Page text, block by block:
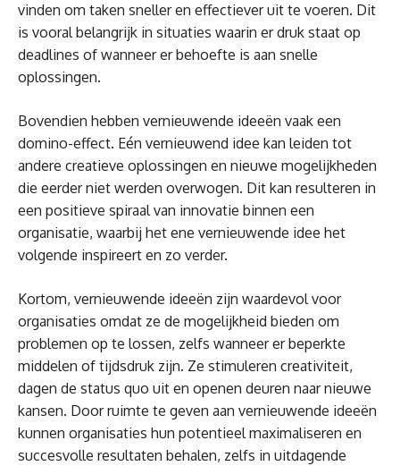
vinden om taken sneller en effectiever uit te voeren. Dit
is vooral belangrijk in situaties waarin er druk staat op
deadlines of wanneer er behoefte is aan snelle
oplossingen.
Bovendien hebben vernieuwende ideeën vaak een
domino-effect. Eén vernieuwend idee kan leiden tot
andere creatieve oplossingen en nieuwe mogelijkheden
die eerder niet werden overwogen. Dit kan resulteren in
een positieve spiraal van innovatie binnen een
organisatie, waarbij het ene vernieuwende idee het
volgende inspireert en zo verder.
Kortom, vernieuwende ideeën zijn waardevol voor
organisaties omdat ze de mogelijkheid bieden om
problemen op te lossen, zelfs wanneer er beperkte
middelen of tijdsdruk zijn. Ze stimuleren creativiteit,
dagen de status quo uit en openen deuren naar nieuwe
kansen. Door ruimte te geven aan vernieuwende ideeën
kunnen organisaties hun potentieel maximaliseren en
succesvolle resultaten behalen, zelfs in uitdagende